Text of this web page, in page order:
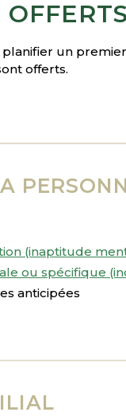
OFFERTS
un
offerts.
(inaptitude
ou spécifique
anticipées